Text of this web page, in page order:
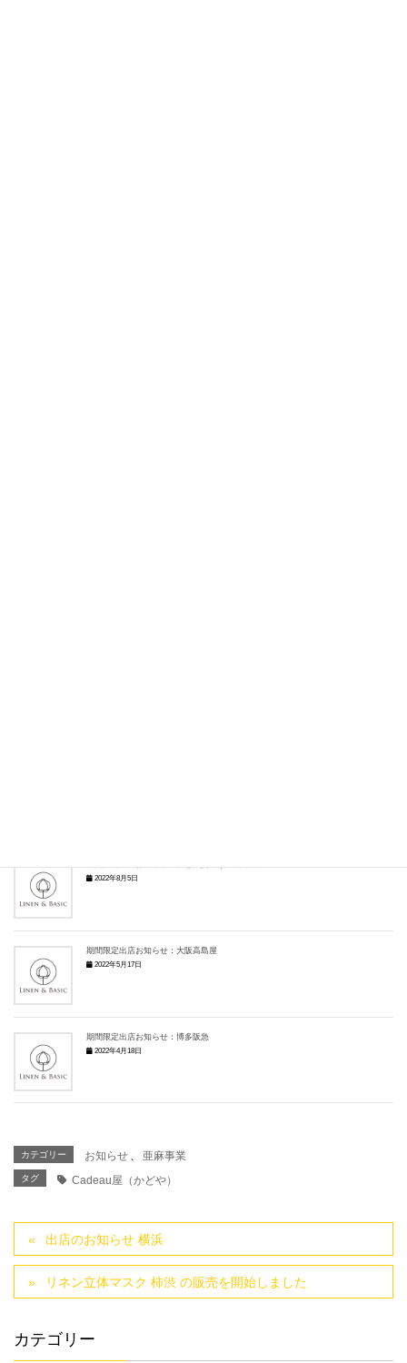
2022年8月5日
期間限定出店お知らせ：大阪高島屋
2022年5月17日
期間限定出店お知らせ：博多阪急
2022年4月18日
カテゴリー お知らせ 、 亜麻事業
タグ Cadeau屋（かどや）
出店のお知らせ 横浜
リネン立体マスク 柿渋 の販売を開始しました
カテゴリー